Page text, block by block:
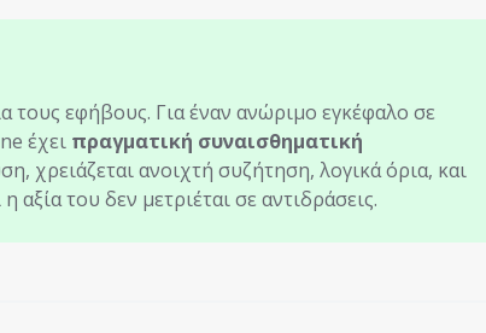
τους εφήβους. Για έναν ανώριμο εγκέφαλο σε
έχει πραγματική συναισθηματική
χρειάζεται ανοιχτή συζήτηση, λογικά όρια, και
αξία του δεν μετριέται σε αντιδράσεις.